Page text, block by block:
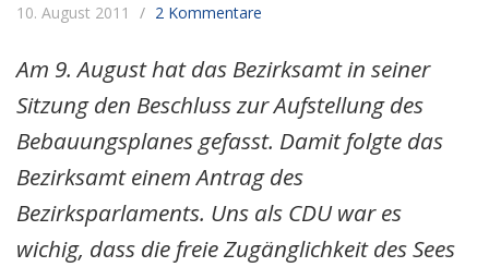
10. August 2011 2 Kommentare
Am 9. August hat das Bezirksamt in seiner
Sitzung den Beschluss zur Aufstellung des
Bebauungsplanes gefasst. Damit folgte das
Bezirksamt einem Antrag des
Bezirksparlaments. Uns als CDU war es
wichig, dass die freie Zugänglichkeit des Sees